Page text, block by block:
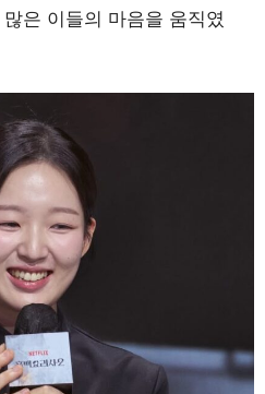
은 이들의 마음을 움직였